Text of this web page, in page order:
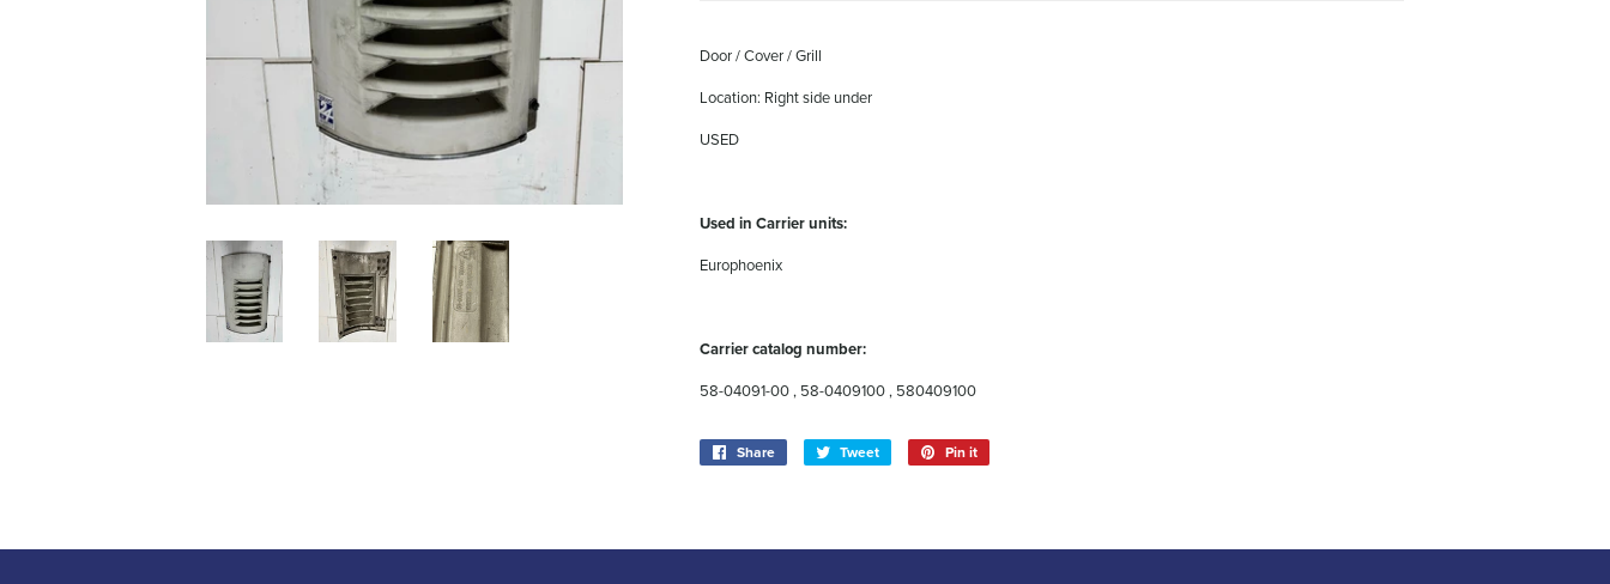
Door / Cover / Grill
Location: Right side under
USED
Used in Carrier units:
Europhoenix
Carrier catalog number:
58-04091-00 , 58-0409100 , 580409100
Share
Share
Tweet
Tweet
Pin it